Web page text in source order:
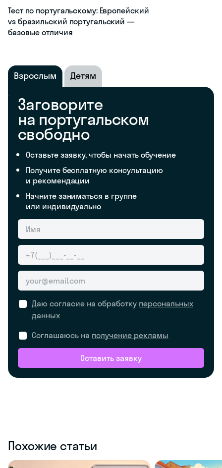
Тест по португальскому: Европейский
vs бразильский португальский —
базовые отличия
Взрослым Детям
Заговорите
на португальском
свободно
Оставьте заявку, чтобы начать обучение
Получите бесплатную консультацию
и рекомендации
Начните заниматься в группе
или индивидуально
Даю согласие на обработку персональных
данных
Соглашаюсь на получение рекламы
Оставить заявку
Похожие статьи